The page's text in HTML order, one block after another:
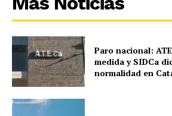
Paro nacional:
medida y SIDCa
normalidad en